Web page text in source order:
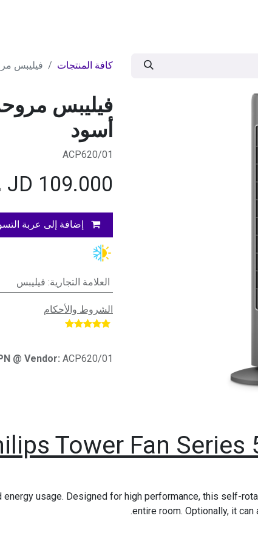
كافة المنتجات فيليبس مروحة
أسود
ACP620/01
109.000
إضافة إلى عربة
العلامة التجارية: فيليبس
الشروط والأحكام
@ Vendor: ACP620/01
Tower Fan Series
usage. Designed for high performance, this self-
entire room. Optionally, it